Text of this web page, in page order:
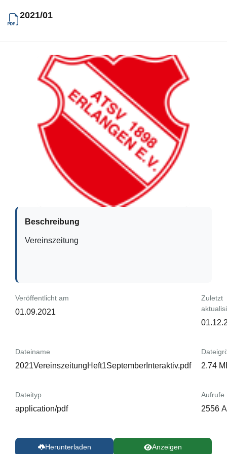
2021/01
Beschreibung
Vereinszeitung
Veröffentlicht am
01.09.2021
Zuletzt
Dateiname
2021VereinszeitungHeft1SeptemberInteraktiv.pdf 2.74
Dateityp
application/pdf
Aufrufe
2556
Herunterladen Anzeigen